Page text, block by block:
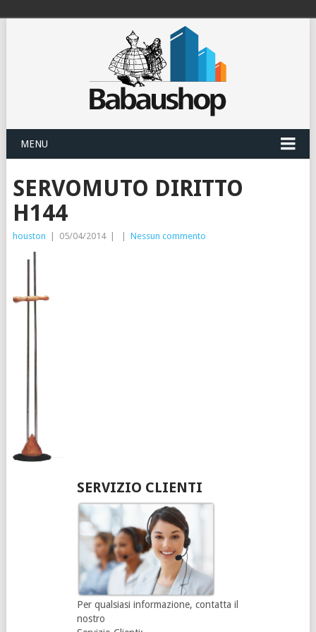
MENU
SERVOMUTO DIRITTO
H144
houston 05/04/2014 Nessun commento
SERVIZIO CLIENTI
Per qualsiasi informazione, contatta il
nostro